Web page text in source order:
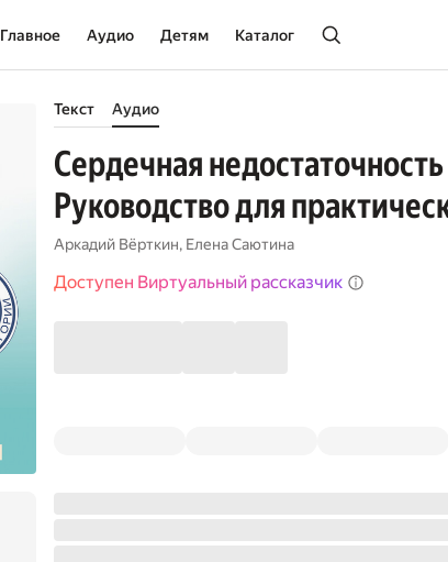
Главное Аудио Детям Каталог
Текст Аудио
Сердечная
Руководство для
Аркадий Вёрткин, Елена Саютина
Доступен Виртуальный рассказчик